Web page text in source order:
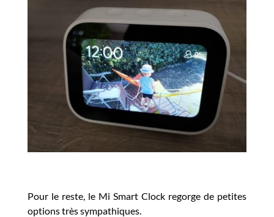
Pour le reste, le Mi Smart Clock regorge de petites
options très sympathiques.